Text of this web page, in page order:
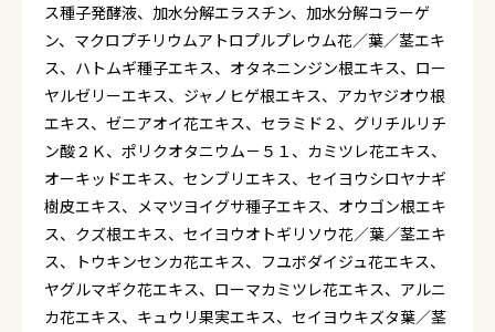
ス種子発酵液、加水分解エラスチン、加水分解コラーゲ
ン、マクロプチリウムアトロプルプレウム花／葉／茎エキ
ス、ハトムギ種子エキス、オタネニンジン根エキス、ロー
ヤルゼリーエキス、ジャノヒゲ根エキス、アカヤジオウ根
エキス、ゼニアオイ花エキス、セラミド２、グリチルリチ
ン酸２Ｋ、ポリクオタニウム－５１、カミツレ花エキス、
オーキッドエキス、センブリエキス、セイヨウシロヤナギ
樹皮エキス、メマツヨイグサ種子エキス、オウゴン根エキ
ス、クズ根エキス、セイヨウオトギリソウ花／葉／茎エキ
ス、トウキンセンカ花エキス、フユボダイジュ花エキス、
ヤグルマギク花エキス、ローマカミツレ花エキス、アルニ
カ花エキス、キュウリ果実エキス、セイヨウキズタ葉／茎